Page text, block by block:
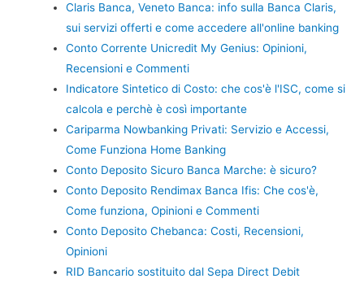
Claris Banca, Veneto Banca: info sulla Banca Claris,
sui servizi offerti e come accedere all'online banking
Conto Corrente Unicredit My Genius: Opinioni,
Recensioni e Commenti
Indicatore Sintetico di Costo: che cos'è l'ISC, come si
calcola e perchè è così importante
Cariparma Nowbanking Privati: Servizio e Accessi,
Come Funziona Home Banking
Conto Deposito Sicuro Banca Marche: è sicuro?
Conto Deposito Rendimax Banca Ifis: Che cos'è,
Come funziona, Opinioni e Commenti
Conto Deposito Chebanca: Costi, Recensioni,
Opinioni
RID Bancario sostituito dal Sepa Direct Debit